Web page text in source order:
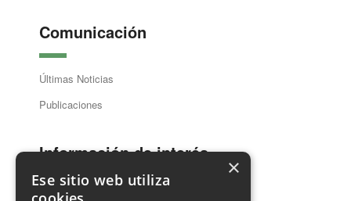
Comunicación
Últimas Noticias
Publicaciones
Información de interés
×
Ese sitio web utiliza